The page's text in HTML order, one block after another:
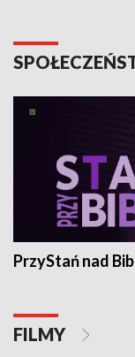
PrzyStań nad
FILMY